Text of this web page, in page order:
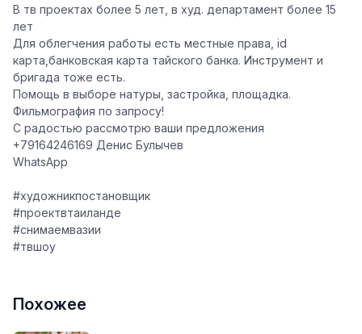
В тв проектах более 5 лет, в худ. департамент более 15
лет
Для облегчения работы есть местные права, id
карта,банковская карта тайского банка. Инструмент и
бригада тоже есть.
Помощь в выборе натуры, застройка, площадка.
Фильмография по запросу!
С радостью рассмотрю ваши предложения
+79164246169 Денис Булычев
WhatsApp
#художникпостановщик
#проектвтаиланде
#снимаемвазии
#твшоу
Похожее